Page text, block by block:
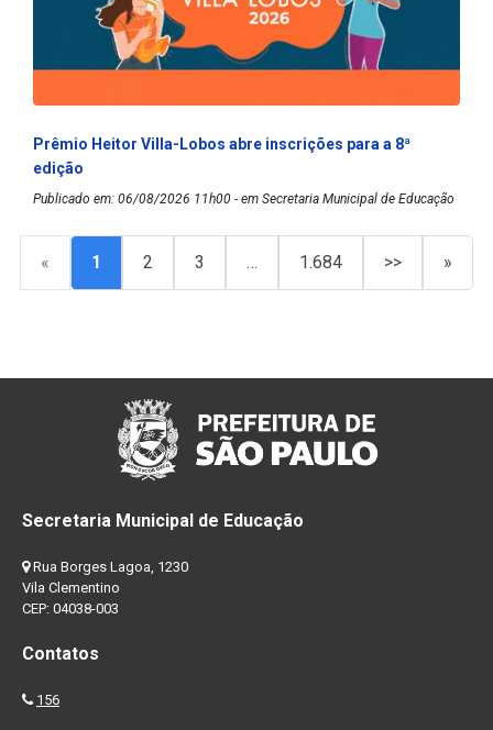
Prêmio Heitor Villa-Lobos abre inscrições para a 8ª
edição
Publicado em: 06/08/2026 11h00 - em Secretaria Municipal de Educação
« 1 2 3 … 1.684 >> »
Secretaria Municipal de Educação
Rua Borges Lagoa, 1230
Vila Clementino
CEP: 04038-003
Contatos
156